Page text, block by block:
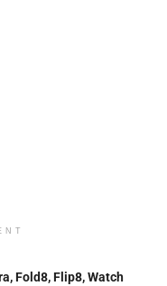
Fold8, Flip8, Watch